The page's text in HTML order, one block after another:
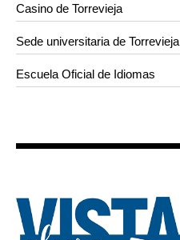
Casino de Torrevieja
Sede universitaria de Torrevieja
Escuela Oficial de Idiomas